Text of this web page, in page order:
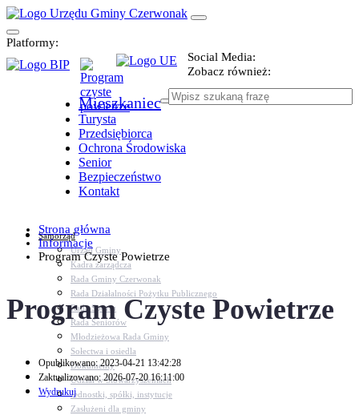
Platformy:
Social Media:
Zobacz również:
Mieszkaniec
Turysta
Przedsiębiorca
Ochrona Środowiska
Senior
Bezpieczeństwo
Kontakt
Samorząd
Urząd Gminy
Kadra zarządcza
Rada Gminy Czerwonak
Rada Działalności Pożytku Publicznego
Rada Sportu
Rada Seniorów
Młodzieżowa Rada Gminy
Sołectwa i osiedla
Dokumenty
Udział w Stowarzyszeniach
Jednostki, spółki, instytucje
Zasłużeni dla gminy
Strona główna
Informacje
Program Czyste Powietrze
Program Czyste Powietrze
Opublikowano: 2023-04-21 13:42:28
Zaktualizowano: 2026-07-20 16:11:00
Wydrukuj